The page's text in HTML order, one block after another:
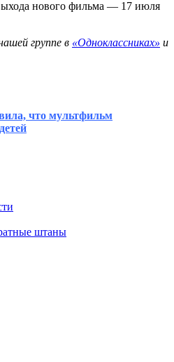
нового фильма — 17 июля
группе в «Одноклассниках» и
что мультфильм
штаны